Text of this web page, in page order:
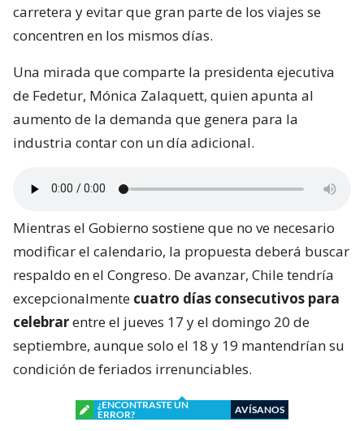
carretera y evitar que gran parte de los viajes se
concentren en los mismos días.
Una mirada que comparte la presidenta ejecutiva
de Fedetur, Mónica Zalaquett, quien apunta al
aumento de la demanda que genera para la
industria contar con un día adicional.
Mientras el Gobierno sostiene que no ve necesario
modificar el calendario, la propuesta deberá buscar
respaldo en el Congreso. De avanzar, Chile tendría
excepcionalmente cuatro días consecutivos para
celebrarentre el jueves 17 y el domingo 20 de
septiembre, aunque solo el 18 y 19 mantendrían su
condición de feriados irrenunciables.
¿ENCONTRASTE UN
ERROR?
AVÍSANOS